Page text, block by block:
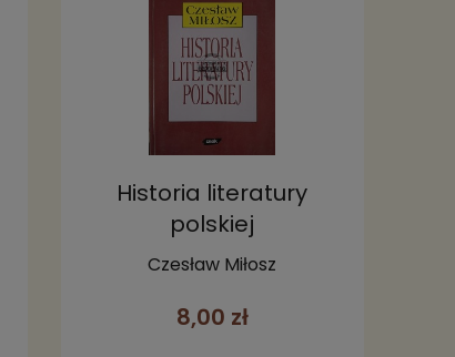
Historia literatury
polskiej
Czesław Miłosz
8,00 zł